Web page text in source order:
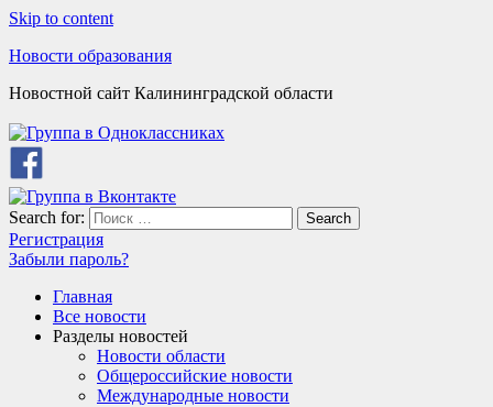
Skip to content
Новости образования
Новостной сайт Калининградской области
Search for: Search
Регистрация
Забыли пароль?
Главная
Все новости
Разделы новостей
Новости области
Общероссийские новости
Международные новости